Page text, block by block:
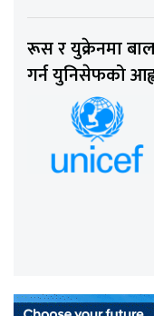
रूस र युक्रेनमा
गर्न युनिसेफको